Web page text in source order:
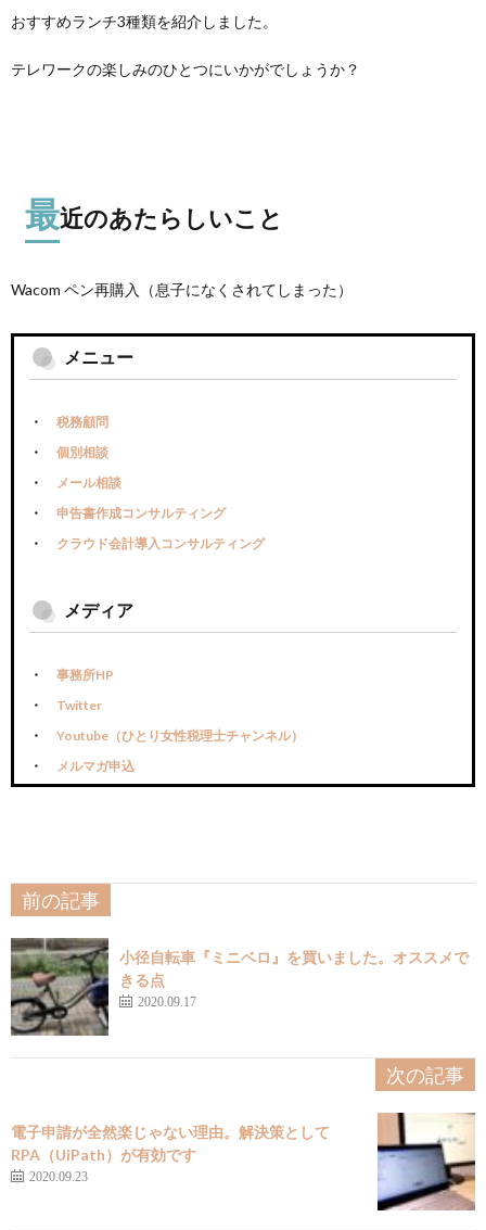
おすすめランチ3種類を紹介しました。
テレワークの楽しみのひとつにいかがでしょうか？
最近のあたらしいこと
Wacom ペン再購入（息子になくされてしまった）
メニュー
税務顧問
個別相談
メール相談
申告書作成コンサルティング
クラウド会計導入コンサルティング
メディア
事務所HP
Twitter
Youtube（ひとり女性税理士チャンネル）
メルマガ申込
前の記事
小径自転車『ミニベロ』を買いました。オススメで
きる点
2020.09.17
次の記事
電子申請が全然楽じゃない理由。解決策として
RPA（UiPath）が有効です
2020.09.23